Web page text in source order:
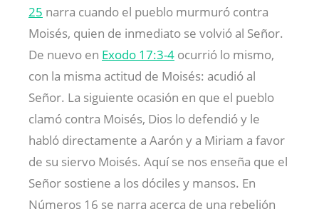
25 narra cuando el pueblo murmuró contra
Moisés, quien de inmediato se volvió al Señor.
De nuevo en Exodo 17:3-4 ocurrió lo mismo,
con la misma actitud de Moisés: acudió al
Señor. La siguiente ocasión en que el pueblo
clamó contra Moisés, Dios lo defendió y le
habló directamente a Aarón y a Miriam a favor
de su siervo Moisés. Aquí se nos enseña que el
Señor sostiene a los dóciles y mansos. En
Números 16 se narra acerca de una rebelión